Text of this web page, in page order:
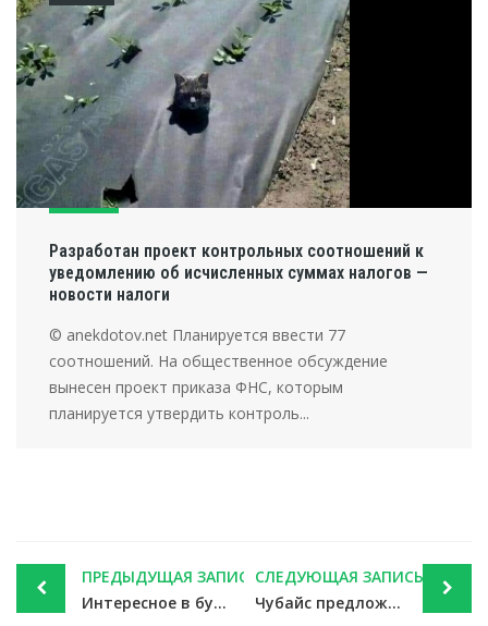
Разработан проект контрольных соотношений к
уведомлению об исчисленных суммах налогов —
новости налоги
© anekdotov.net Планируется ввести 77
соотношений. На общественное обсуждение
вынесен проект приказа ФНС, которым
планируется утвердить контроль...
Post
navigation
ПРЕДЫДУЩАЯ ЗАПИСЬ
Интересное в бухучете и мире 13 июня 2019 — новости налоги
СЛЕДУЮЩАЯ ЗАПИСЬ
Чубайс предложил ввести в России новый налог — новости налоги